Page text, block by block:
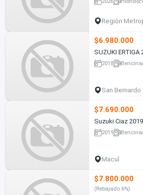
Región
$6.980.000
SUZUKI ERTIGA
2018 Bencina
San Bernardo
$7.690.000
Suzuki Ciaz 2019
2019 Bencina
Macul
$7.800.000
(Rebajado 6%)